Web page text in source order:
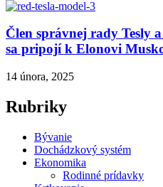
Člen správnej rady Tesly
sa pripojí k Elonovi
14 února, 2025
Rubriky
Bývanie
Dochádzkový systém
Ekonomika
Rodinné prídavky